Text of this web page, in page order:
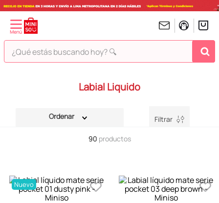
¿Qué estás buscando hoy? 🔍
Labial Liquido
Filtrar
90 productos
Nuevo
6.
tomatodo
harry potter